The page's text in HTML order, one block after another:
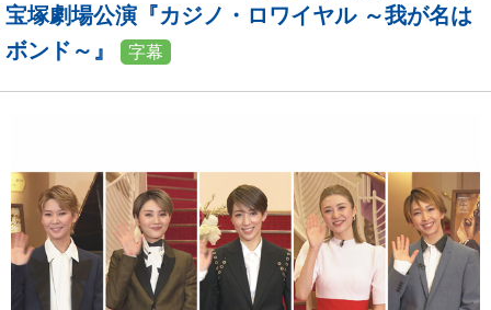
宝塚劇場公演『カジノ・ロワイヤル ～我が名は
ボンド～』
字幕